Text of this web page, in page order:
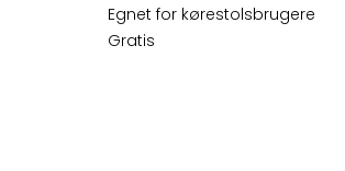
Egnet for kørestolsbrugere
Gratis